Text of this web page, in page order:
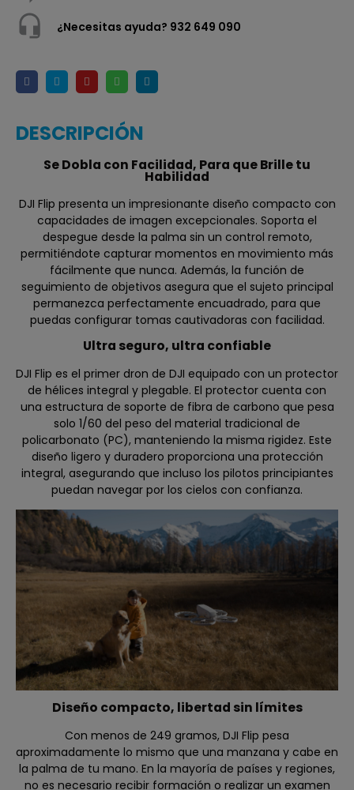
¿Necesitas ayuda? 932 649 090
DESCRIPCIÓN
Se Dobla con Facilidad, Para que Brille tu
Habilidad
DJI Flip presenta un impresionante diseño compacto con
capacidades de imagen excepcionales. Soporta el
despegue desde la palma sin un control remoto,
permitiéndote capturar momentos en movimiento más
fácilmente que nunca. Además, la función de
seguimiento de objetivos asegura que el sujeto principal
permanezca perfectamente encuadrado, para que
puedas configurar tomas cautivadoras con facilidad.
Ultra seguro, ultra confiable
DJI Flip es el primer dron de DJI equipado con un protector
de hélices integral y plegable. El protector cuenta con
una estructura de soporte de fibra de carbono que pesa
solo 1/60 del peso del material tradicional de
policarbonato (PC), manteniendo la misma rigidez. Este
diseño ligero y duradero proporciona una protección
integral, asegurando que incluso los pilotos principiantes
puedan navegar por los cielos con confianza.
Diseño compacto, libertad sin límites
Con menos de 249 gramos, DJI Flip pesa
aproximadamente lo mismo que una manzana y cabe en
la palma de tu mano. En la mayoría de países y regiones,
no es necesario recibir formación o realizar un examen